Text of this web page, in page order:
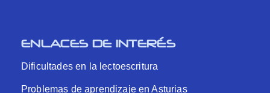
ENLACES DE INTERÉS
Dificultades en la lectoescritura
Problemas de aprendizaje en Asturias